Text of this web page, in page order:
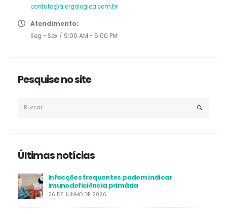
contato@alergologica.com.br
Atendimento:
Seg - Sex / 9:00 AM - 6:00 PM
Pesquise no site
Últimas notícias
Infecções frequentes podem indicar
imunodeficiência primária
26 DE JUNHO DE 2026